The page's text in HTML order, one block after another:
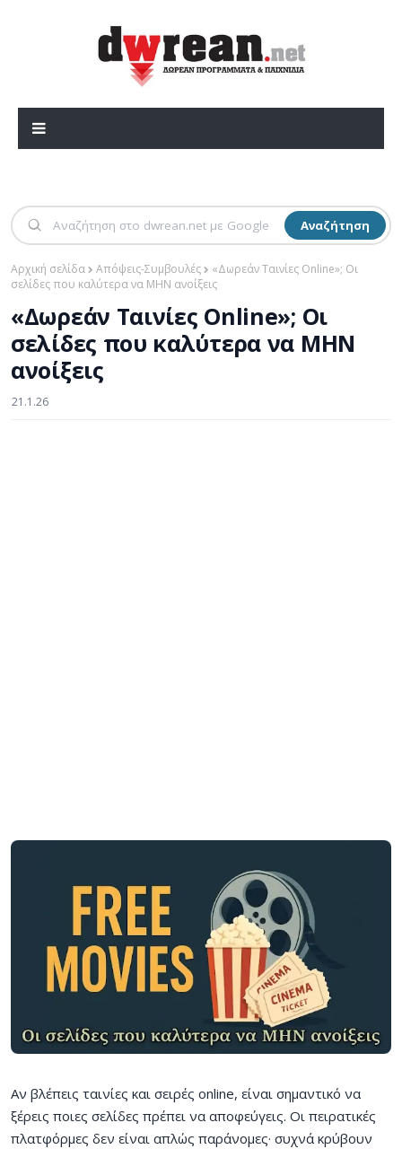
Αναζήτηση
Αρχική σελίδα Απόψεις-Συμβουλές
«Δωρεάν Ταινίες Online»; Οι
σελίδες που καλύτερα να ΜΗΝ ανοίξεις
«Δωρεάν Ταινίες Online»; Οι
σελίδες που καλύτερα να ΜΗΝ
ανοίξεις
21.1.26
Αν βλέπεις ταινίες και σειρές online, είναι σημαντικό να
ξέρεις ποιες σελίδες πρέπει να αποφεύγεις. Οι πειρατικές
πλατφόρμες δεν είναι απλώς παράνομες· συχνά κρύβουν